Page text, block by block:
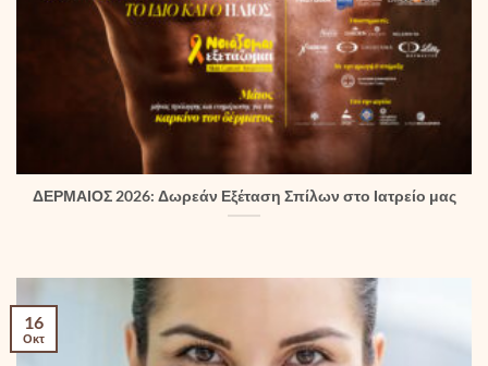
ΔΕΡΜΑΙΟΣ 2026: Δωρεάν Εξέταση Σπίλων στο Ιατρείο μας
16
Οκτ